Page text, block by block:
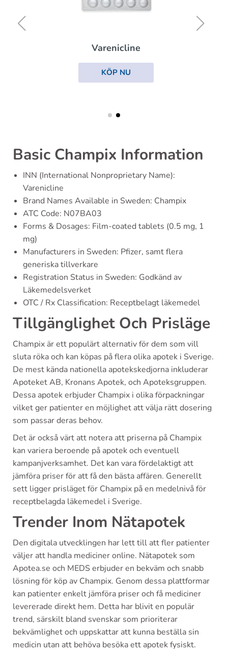
Varenicline
KÖP NU
Basic Champix Information
INN (International Nonproprietary Name):
Varenicline
Brand Names Available in Sweden: Champix
ATC Code: N07BA03
Forms & Dosages: Film-coated tablets (0.5 mg, 1
mg)
Manufacturers in Sweden: Pfizer, samt flera
generiska tillverkare
Registration Status in Sweden: Godkänd av
Läkemedelsverket
OTC / Rx Classification: Receptbelagt läkemedel
Tillgänglighet Och Prisläge
Champix är ett populärt alternativ för dem som vill
sluta röka och kan köpas på flera olika apotek i Sverige.
De mest kända nationella apotekskedjorna inkluderar
Apoteket AB, Kronans Apotek, och Apoteksgruppen.
Dessa apotek erbjuder Champix i olika förpackningar
vilket ger patienter en möjlighet att välja rätt dosering
som passar deras behov.
Det är också värt att notera att priserna på Champix
kan variera beroende på apotek och eventuell
kampanjverksamhet. Det kan vara fördelaktigt att
jämföra priser för att få den bästa affären. Generellt
sett ligger prisläget för Champix på en medelnivå för
receptbelagda läkemedel i Sverige.
Trender Inom Nätapotek
Den digitala utvecklingen har lett till att fler patienter
väljer att handla mediciner online. Nätapotek som
Apotea.se och MEDS erbjuder en bekväm och snabb
lösning för köp av Champix. Genom dessa plattformar
kan patienter enkelt jämföra priser och få mediciner
levererade direkt hem. Detta har blivit en populär
trend, särskilt bland svenskar som prioriterar
bekvämlighet och uppskattar att kunna beställa sin
medicin utan att behöva besöka ett apotek fysiskt.